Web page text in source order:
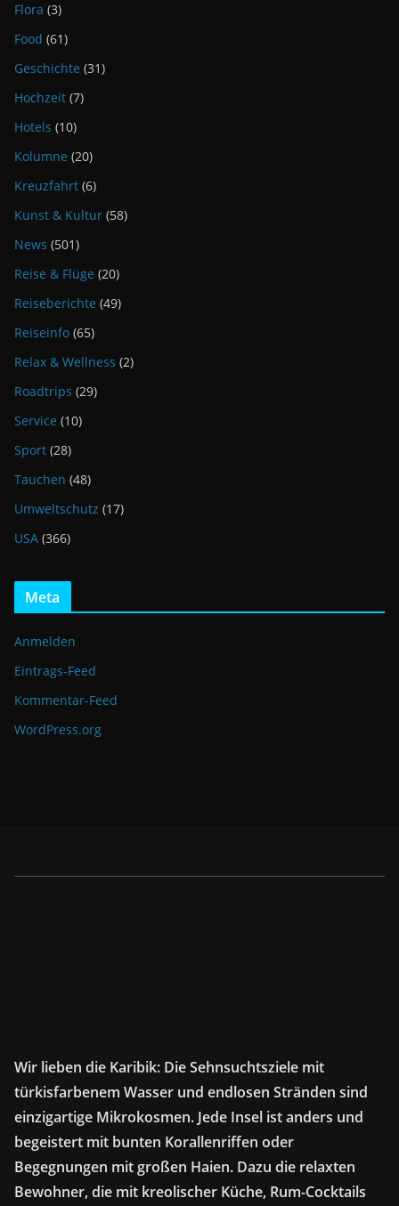
Flora (3)
Food (61)
Geschichte (31)
Hochzeit (7)
Hotels (10)
Kolumne (20)
Kreuzfahrt (6)
Kunst & Kultur (58)
News (501)
Reise & Flüge (20)
Reiseberichte (49)
Reiseinfo (65)
Relax & Wellness (2)
Roadtrips (29)
Service (10)
Sport (28)
Tauchen (48)
Umweltschutz (17)
USA (366)
Meta
Anmelden
Eintrags-Feed
Kommentar-Feed
WordPress.org
Wir lieben die Karibik: Die Sehnsuchtsziele mit
türkisfarbenem Wasser und endlosen Stränden sind
einzigartige Mikrokosmen. Jede Insel ist anders und
begeistert mit bunten Korallenriffen oder
Begegnungen mit großen Haien. Dazu die relaxten
Bewohner, die mit kreolischer Küche, Rum-Cocktails